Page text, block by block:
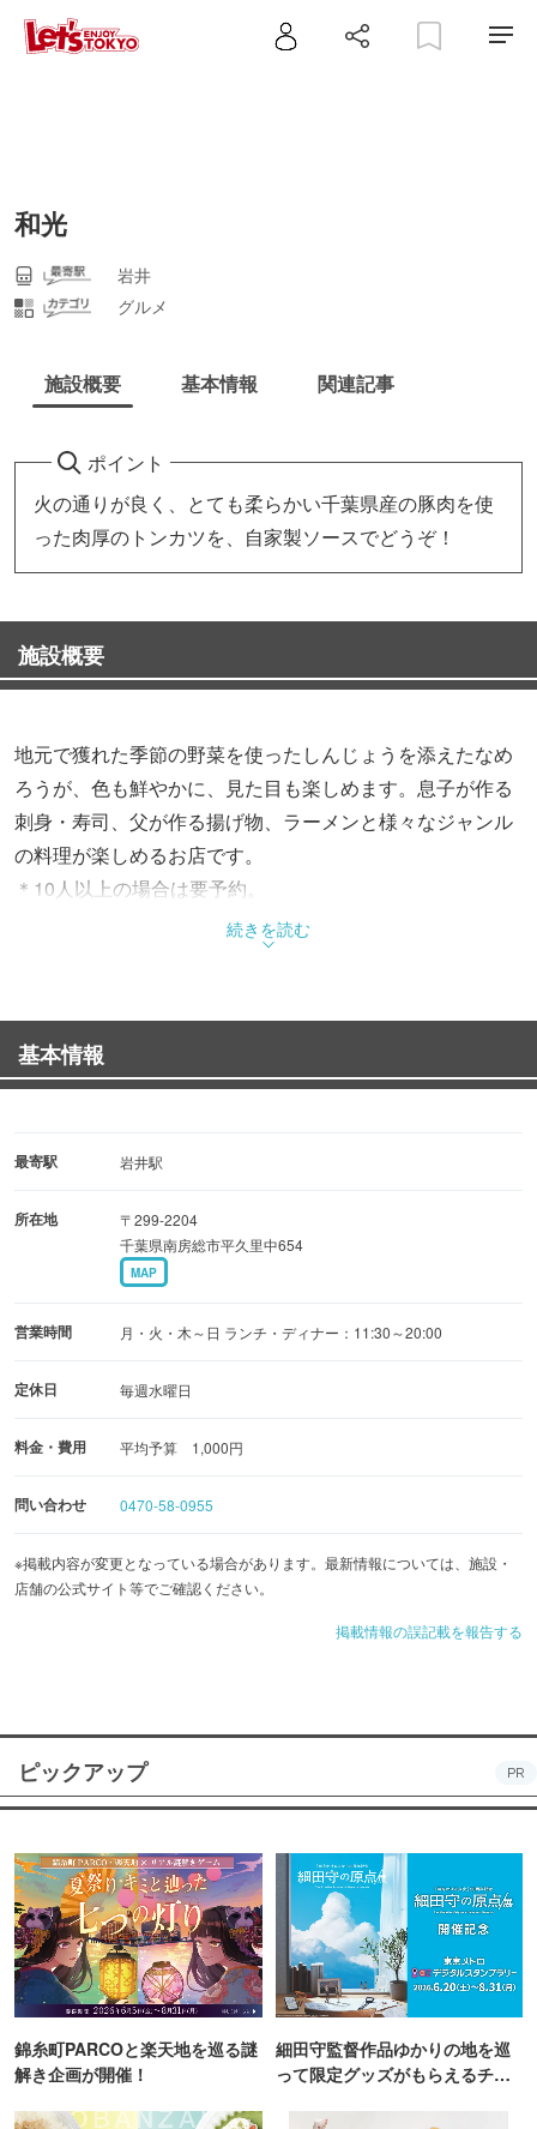
和光
岩井
グルメ
施設概要 基本情報 関連記事
ポイント
火の通りが良く、とても柔らかい千葉県産の豚肉を使
った肉厚のトンカツを、自家製ソースでどうぞ！
施設概要
地元で獲れた季節の野菜を使ったしんじょうを添えたなめ
ろうが、色も鮮やかに、見た目も楽しめます。息子が作る
刺身・寿司、父が作る揚げ物、ラーメンと様々なジャンル
の料理が楽しめるお店です。
＊10人以上の場合は要予約。
続きを読む
基本情報
最寄駅 岩井駅
所在地
〒299-2204
千葉県南房総市平久里中654
MAP
営業時間 月・火・木～日 ランチ・ディナー：11:30～20:00
定休日 毎週水曜日
料金・費用 平均予算 1,000円
問い合わせ 0470-58-0955
※掲載内容が変更となっている場合があります。最新情報については、施設・
店舗の公式サイト等でご確認ください。
掲載情報の誤記載を報告する
ピックアップ PR
錦糸町PARCOと楽天地を巡る謎
解き企画が開催！
細田守監督作品ゆかりの地を巡
って限定グッズがもらえるチャ